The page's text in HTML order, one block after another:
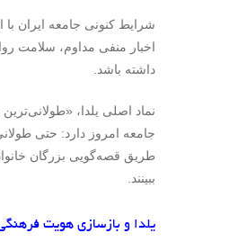
شرایط کنونی جامعه ایران
اخبار منفی مداوم، سلامت
داشته باشد.
نماد اصلی یلدا،
جامعه امروز دارد: حتی
طریق قصه‌گویی بزرگان
ببینند.
یلدا و بازسازی هویت